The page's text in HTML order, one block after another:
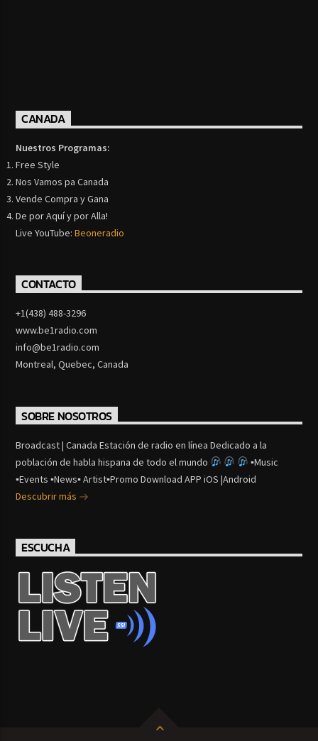
CANADA
Nuestros Programas:
Free Style
Nos Vamos pa Canada
Vende Compra y Gana
De por Aquí y por Alla!
Live YouTube:Beoneradio
CONTACTO
+1(438) 488-3296
www.be1radio.com
info@be1radio.com
Montreal, Quebec, Canada
SOBRE NOSOTROS
Broadcast | Canada Estación de radio en línea Dedicado a la
población de habla hispana de todo el mundo
▪Music
▪Events ▪News▪ Artist▪Promo Download APP iOS |Android
Descubrir más
ESCUCHA